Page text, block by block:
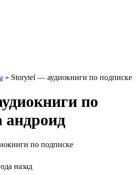
» Storytel — аудиокниги по подписке
по
андроид
назад